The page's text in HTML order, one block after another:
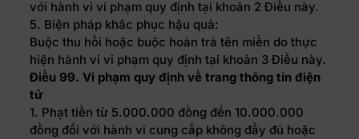
với hành vi vi phạm quy định tại khoản 2 Điều này.
5. Biện pháp khắc phục hậu quả:
Buộc thu hồi hoặc buộc hoàn trả tên miền do thực
hiện hành vi vi phạm quy định tại khoản 3 Điều này.
Điều 99. Vi phạm quy định về trang thông tin điện
tử
1. Phạt tiền từ 5.000.000 đồng đến 10.000.000
đồng đối với hành vi cung cấp không đầy đủ hoặc